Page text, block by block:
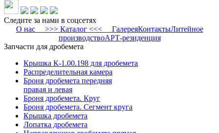
Следите за нами в соцсетях
О нас>>> Каталог <<< ГалереяКонтактыЛитейное
производствоАРТ-резиденция
Запчасти для дробемета
Крышка К-1.00.198 для дробемета
Распределительная камера
Броня дробемета передняя
правая и левая
Броня дробемета. Круг
Броня дробемета. Сегмент круга
Крышка дробемета
Лопатка дробемета